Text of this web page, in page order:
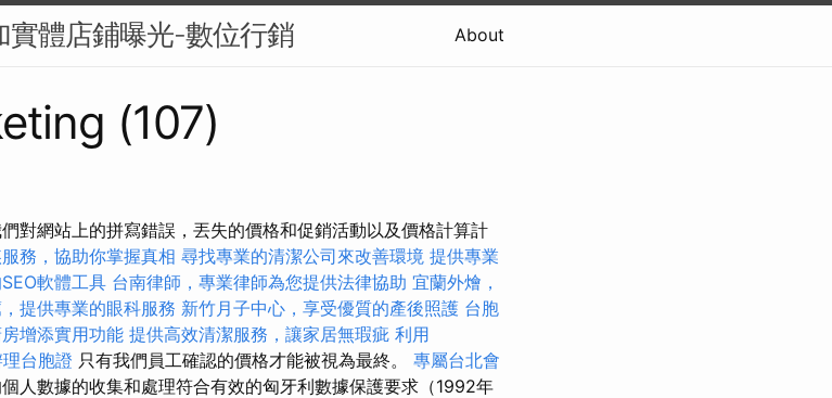
實體店鋪曝光-數位行銷 About
(107)
對網站上的拼寫錯誤，丟失的價格和促銷活動以及價格計算計
務，協助你掌握真相 尋找專業的清潔公司來改善環境 提供專業
軟體工具 台南律師，專業律師為您提供法律協助 宜蘭外燴，
提供專業的眼科服務 新竹月子中心，享受優質的產後照護 台胞
增添實用功能 提供高效清潔服務，讓家居無瑕疵 利用
台胞證 只有我們員工確認的價格才能被視為最終。 專屬台北會
人數據的收集和處理符合有效的匈牙利數據保護要求（1992年